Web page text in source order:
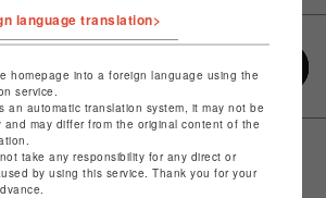
language translation>
homepage into a foreign language using the
service.
an automatic translation system, it may not be
and may differ from the original content of the
take any responsibility for any direct or
by using this service. Thank you for your